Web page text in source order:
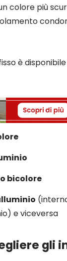
colore più
è
bicolore
e viceversa
gli